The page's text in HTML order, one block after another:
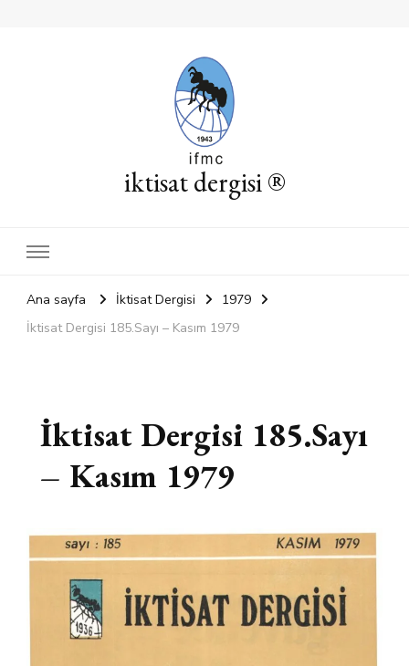
iktisat dergisi ®
Ana sayfa İktisat Dergisi
1979
İktisat Dergisi 185.Sayı – Kasım 1979
İktisat Dergisi 185.Sayı
– Kasım 1979